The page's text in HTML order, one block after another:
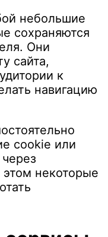
небольшие
сохраняются
Они
сайта,
к
навигацию
cookie или
некоторые